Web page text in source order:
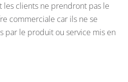
les clients ne prendront pas le
commerciale car ils ne se
par le produit ou service mis en